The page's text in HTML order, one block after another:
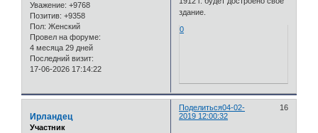
Уважение: +9768
Позитив: +9358
Пол: Женский
Провел на форуме:
4 месяца 29 дней
Последний визит:
17-06-2026 17:14:22
здание.
0
Поделиться 16
04-02-
2019 12:00:32
Ирландец
Участник